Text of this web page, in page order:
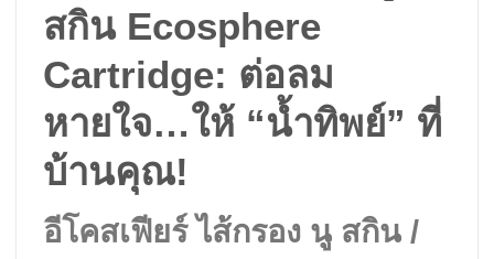
สกิน Ecosphere
Cartridge: ต่อลม
หายใจ…ให้ “น้ำทิพย์” ที่
บ้านคุณ!
อีโคสเฟียร์ ไส้กรอง นู สกิน /